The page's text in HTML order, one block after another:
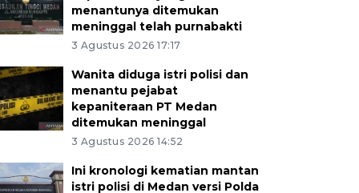
menantunya ditemukan
meninggal telah purnabakti
3 Agustus 2026 17:17
Wanita diduga istri polisi dan
menantu pejabat
kepaniteraan PT Medan
ditemukan meninggal
3 Agustus 2026 14:52
Ini kronologi kematian mantan
istri polisi di Medan versi Polda